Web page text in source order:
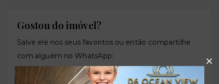
Gostou do imóvel?
Salve ele nos seus favoritos ou então compartilhe
com alguém no WhatsApp:
Compartilhar